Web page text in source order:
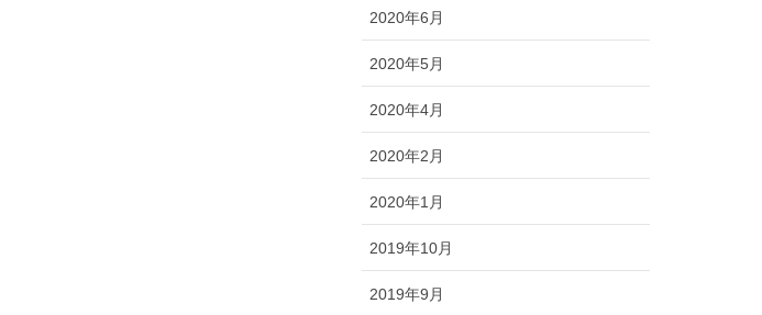
2020年6月
2020年5月
2020年4月
2020年2月
2020年1月
2019年10月
2019年9月